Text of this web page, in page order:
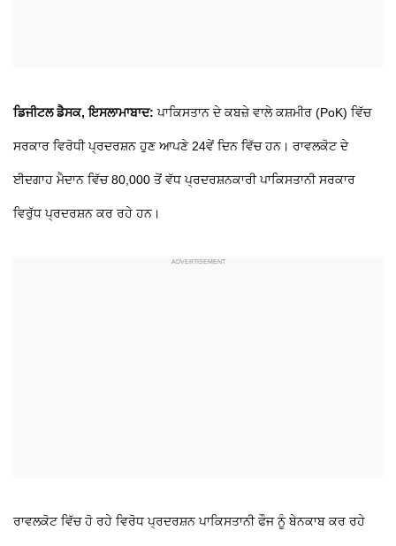
ਡਿਜੀਟਲ ਡੈਸਕ, ਇਸਲਾਮਾਬਾਦ: ਪਾਕਿਸਤਾਨ ਦੇ ਕਬਜ਼ੇ ਵਾਲੇ ਕਸ਼ਮੀਰ (PoK) ਵਿੱਚ
ਸਰਕਾਰ ਵਿਰੋਧੀ ਪ੍ਰਦਰਸ਼ਨ ਹੁਣ ਆਪਣੇ 24ਵੇਂ ਦਿਨ ਵਿੱਚ ਹਨ। ਰਾਵਲਕੋਟ ਦੇ
ਈਦਗਾਹ ਮੈਦਾਨ ਵਿੱਚ 80,000 ਤੋਂ ਵੱਧ ਪ੍ਰਦਰਸ਼ਨਕਾਰੀ ਪਾਕਿਸਤਾਨੀ ਸਰਕਾਰ
ਵਿਰੁੱਧ ਪ੍ਰਦਰਸ਼ਨ ਕਰ ਰਹੇ ਹਨ।
ਰਾਵਲਕੋਟ ਵਿੱਚ ਹੋ ਰਹੇ ਵਿਰੋਧ ਪ੍ਰਦਰਸ਼ਨ ਪਾਕਿਸਤਾਨੀ ਫੌਜ ਨੂੰ ਬੇਨਕਾਬ ਕਰ ਰਹੇ